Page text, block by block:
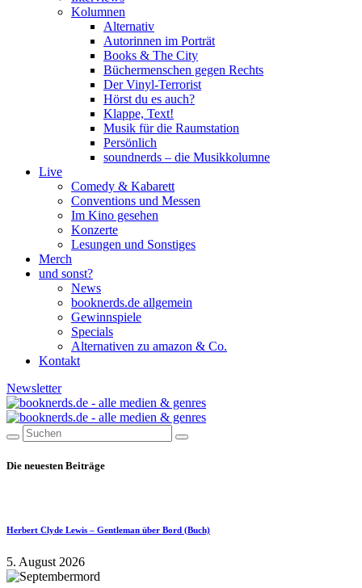
Kolumnen
Alternativ
Autorinnen im Porträt
Books & The City
Büchermenschen gegen Rechts
Der Vinyl-Terrorist
Hörst du es auch?
Klappe, Text!
Musik für die Raumstation
Persönlich
soundnerds – die Musikkolumne
Live
Comedy & Kabarett
Conventions und Messen
Im Kino gesehen
Konzerte
Lesungen und Sonstiges
Merch
und sonst?
News
booknerds.de allgemein
Gewinnspiele
Specials
Alternativen zu amazon & Co.
Kontakt
Newsletter
Die neuesten Beiträge
Herbert Clyde Lewis – Gentleman über Bord (Buch)
5. August 2026